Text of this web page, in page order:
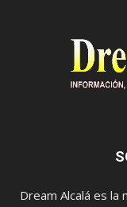
Dream Alcalá es